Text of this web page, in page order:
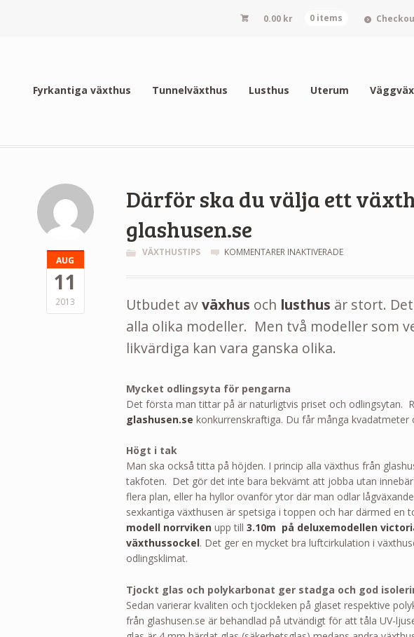
0.00 kr 0 items
Fyrkantiga växthus Tunnelväxthus Lusthus Uterum
AUG
11
2013
Därför ska du välja ett
glashusen.se
VÄXTHUSTIPS KOMMENTARER INAKTIVERADEFÖR
SKA
VÄLJA
VÄXTHUS
Utbudet avväxhus och lusthus är stort.
alla olika modeller. Men två modeller som
likvärdiga kan vara ganska olika.
Mycket odlingsyta för pengarna
Det första man tittar på är naturligtvis priset och odlingsytan.
glashusen.se konkurrenskraftiga. Du får många kvadatmeter
Högt i tak
Man ska också titta på höjden. I princip alla växthus från
takfoten. Det gör det inte bara bekvämt att jobba utan
flera plan, eller ha hyllor ovanför ytor där man odlar
sexkantiga växthusen är spetsiga i toppen och har därmed en
modell norrviken upp till3.10m på deluxemodellen
växthussockel. Det ger en mycket bra luftcirkulation i
odlingsklimat.
Tjockt glas och polykarbonat ger stadga och god
Sedan varierar kvaliten och tjockleken på glaset respektive
från glashusen.se är behandlad på utvändigt för att tåla UV-